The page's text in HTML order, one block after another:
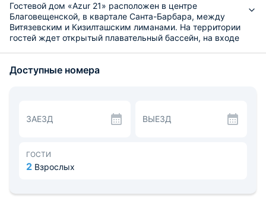
Гостевой дом «Azur 21» расположен в центре
Благовещенской, в квартале Санта-Барбара, между
Витязевским и Кизилташским лиманами. На территории
гостей ждет открытый плавательный бассейн, на входе
Номера оснащены двуспальными кроватями и мягкими
предлагающий различные блюда.
До побережья водоемов 5 минут пешком. Поблизости
Доступные номера
ЗАЕЗД ВЫЕЗД
ГОСТИ
2 Взрослых